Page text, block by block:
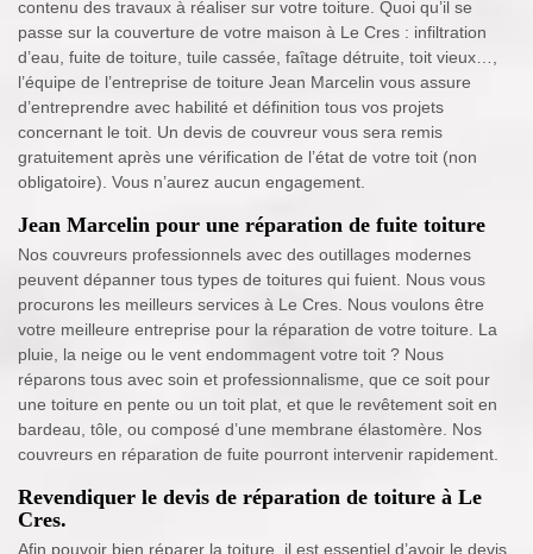
contenu des travaux à réaliser sur votre toiture. Quoi qu’il se
passe sur la couverture de votre maison à Le Cres : infiltration
d’eau, fuite de toiture, tuile cassée, faîtage détruite, toit vieux…,
l’équipe de l’entreprise de toiture Jean Marcelin vous assure
d’entreprendre avec habilité et définition tous vos projets
concernant le toit. Un devis de couvreur vous sera remis
gratuitement après une vérification de l’état de votre toit (non
obligatoire). Vous n’aurez aucun engagement.
Jean Marcelin pour une réparation de fuite toiture
Nos couvreurs professionnels avec des outillages modernes
peuvent dépanner tous types de toitures qui fuient. Nous vous
procurons les meilleurs services à Le Cres. Nous voulons être
votre meilleure entreprise pour la réparation de votre toiture. La
pluie, la neige ou le vent endommagent votre toit ? Nous
réparons tous avec soin et professionnalisme, que ce soit pour
une toiture en pente ou un toit plat, et que le revêtement soit en
bardeau, tôle, ou composé d’une membrane élastomère. Nos
couvreurs en réparation de fuite pourront intervenir rapidement.
Revendiquer le devis de réparation de toiture à Le
Cres.
Afin pouvoir bien réparer la toiture, il est essentiel d’avoir le devis